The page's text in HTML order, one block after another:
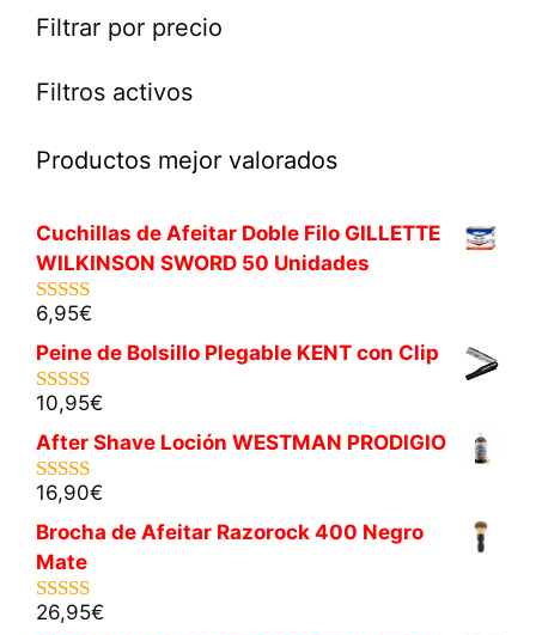
Filtrar por precio
Filtros activos
Productos mejor valorados
Cuchillas de Afeitar Doble Filo GILLETTE
WILKINSON SWORD 50 Unidades
5.00de 5
6,95€
Peine de Bolsillo Plegable KENT con Clip
5.00de 5
10,95€
After Shave Loción WESTMAN PRODIGIO
5.00de 5
16,90€
Brocha de Afeitar Razorock 400 Negro
Mate
5.00de 5
26,95€